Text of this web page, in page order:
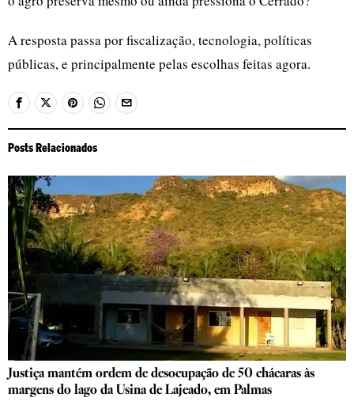
A resposta passa por fiscalização, tecnologia, políticas
públicas, e principalmente pelas escolhas feitas agora.
Posts Relacionados
Justiça mantém ordem de desocupação de 50 chácaras às
margens do lago da Usina de Lajeado, em Palmas